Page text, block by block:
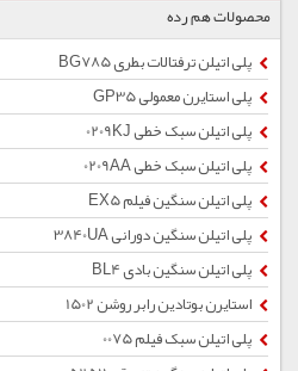
محصولات هم رده
پلی اتیلن ترفتالات بطری BG785
پلی استایرن معمولی GP35
پلی اتیلن سبک خطی 0209KJ
پلی اتیلن سبک خطی 0209AA
پلی اتیلن سنگین فیلم EX5
پلی اتیلن سنگین دورانی 3840UA
پلی اتیلن سنگین بادی BL4
استایرن بوتادین رابر روشن 1502
پلی اتیلن سبک فیلم 0075